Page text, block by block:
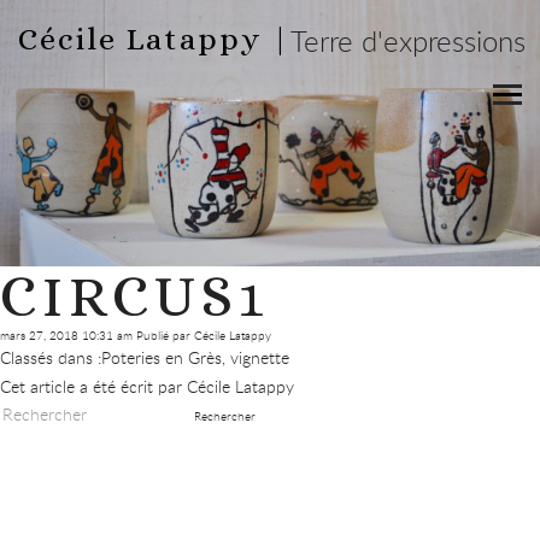
Cécile Latappy | Terre d'expressions
CIRCUS1
mars 27, 2018 10:31 am Publié par Cécile Latappy
Classés dans :Poteries en Grès vignette
Cet article a été écrit par Cécile Latappy
Rechercher